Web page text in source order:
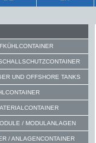
UND OFFSHORE TANKS
/ MODULANLAGEN
/ ANLAGENCONTAINER